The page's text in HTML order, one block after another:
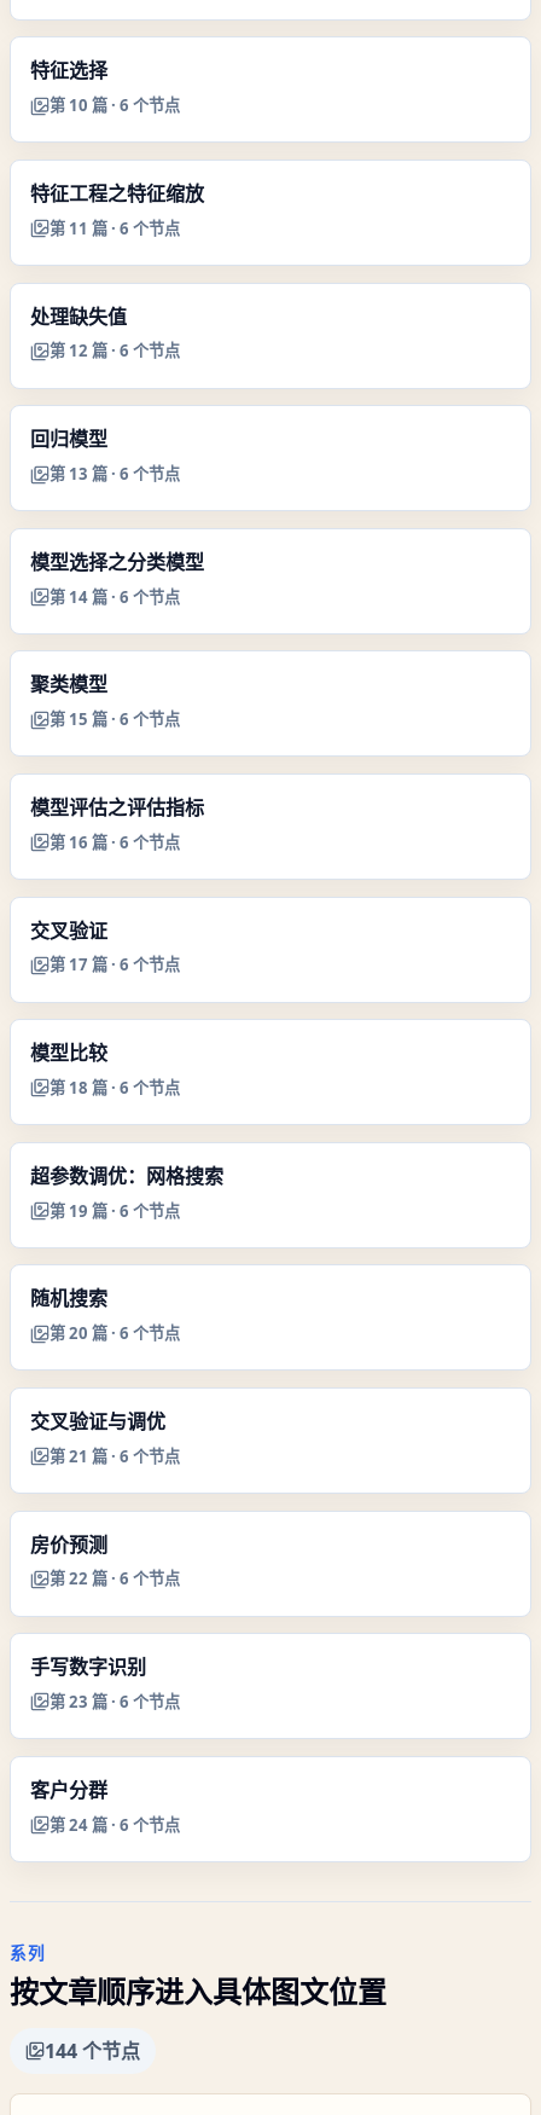
特征选择
第 10 篇 · 6 个节点
特征工程之特征缩放
第 11 篇 · 6 个节点
处理缺失值
第 12 篇 · 6 个节点
回归模型
第 13 篇 · 6 个节点
模型选择之分类模型
第 14篇 · 6 个节点
聚类模型
第 15 篇 · 6 个节点
模型评估之评估指标
第 16 篇 · 6 个节点
交叉验证
第 17 篇 · 6 个节点
模型比较
第 18 篇 · 6 个节点
超参数调优：网格搜索
第 19 篇 · 6 个节点
随机搜索
第20 篇 · 6 个节点
交叉验证与调优
第21 篇 · 6 个节点
房价预测
第22 篇 · 6 个节点
手写数字识别
第23 篇 · 6 个节点
客户分群
第24篇 · 6 个节点
系列
按文章顺序进入具体图文位置
144个节点